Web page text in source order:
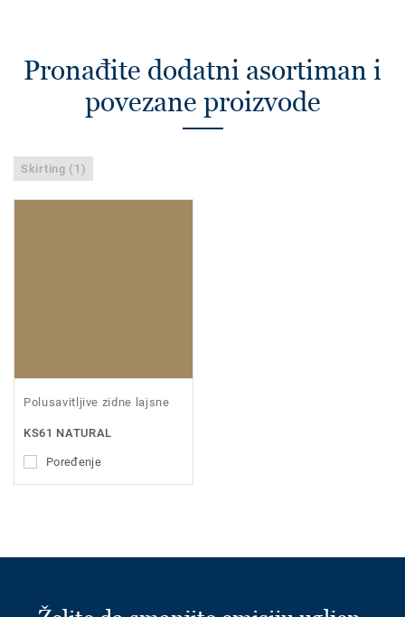
Pronađite dodatni asortiman i
povezane proizvode
Skirting (1)
Polusavitljive zidne lajsne
KS61 NATURAL
Poređenje